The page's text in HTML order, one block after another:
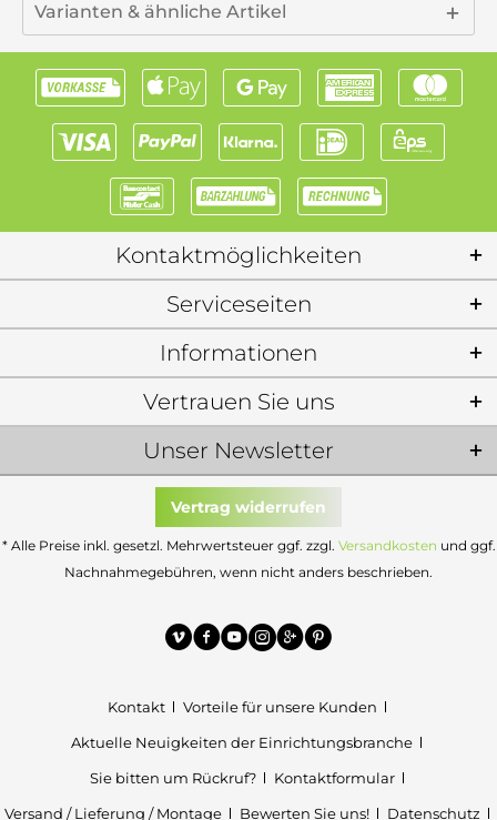
Varianten & ähnliche Artikel
Kontaktmöglichkeiten
Serviceseiten
Informationen
Unser Newsletter
Vertrauen Sie uns
Vertrag widerrufen
* Alle Preise inkl. gesetzl. Mehrwertsteuer ggf. zzgl. Versandkosten und ggf.
Nachnahmegebühren, wenn nicht anders beschrieben.
Kontakt
Vorteile für unsere Kunden
Aktuelle Neuigkeiten der Einrichtungsbranche
Sie bitten um Rückruf?
Kontaktformular
Versand / Lieferung / Montage
Bewerten Sie uns! Datenschutz